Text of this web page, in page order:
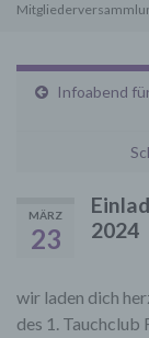
Infoabend
MÄRZ
23
2024
wir laden dich
des 1. Tauchclub